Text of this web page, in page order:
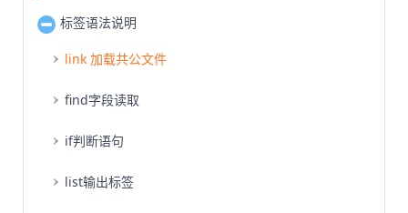
标签语法说明
link 加载共公文件
find字段读取
if判断语句
list输出标签